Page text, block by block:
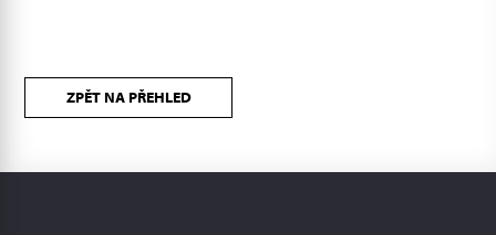
ZPĚT NA PŘEHLED